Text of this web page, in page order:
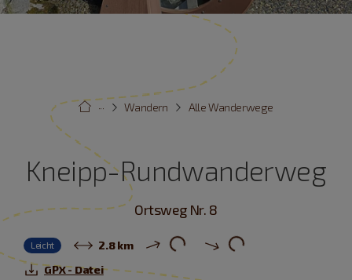
Alle Wanderwege
Wandern
···
Kneipp-Rundwanderweg
Ortsweg Nr. 8
Leicht
2.8 km
GPX - Datei